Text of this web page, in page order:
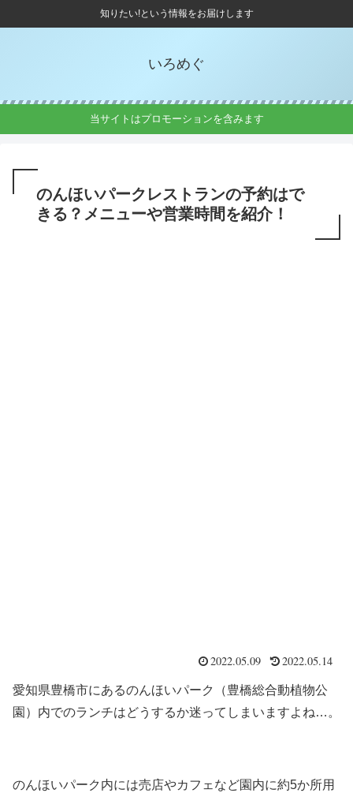
知りたい!という情報をお届けします
いろめぐ
当サイトはプロモーションを含みます
のんほいパークレストランの予約はで
きる？メニューや営業時間を紹介！
2022.05.09 2022.05.14
愛知県豊橋市にあるのんほいパーク（豊橋総合動植物公
園）内でのランチはどうするか迷ってしまいますよね…。
のんほいパーク内には売店やカフェなど園内に約5か所用